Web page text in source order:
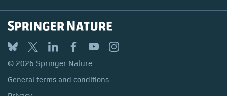
© 2026 Springer Nature
General terms and conditions